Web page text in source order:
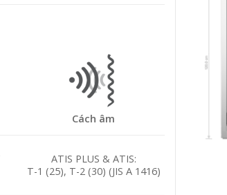
Cách âm
ATIS PLUS & ATIS:
T-1 (25), T-2 (30) (JIS A 1416)